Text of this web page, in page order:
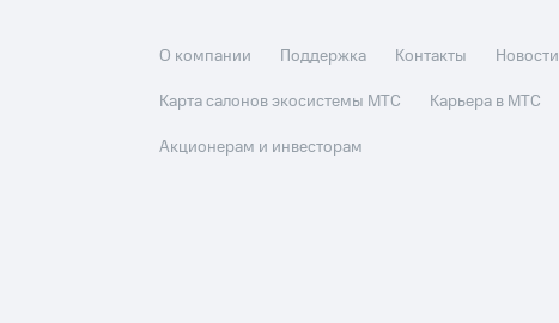
О компании Поддержка Контакты Новости
Карта салонов экосистемы МТС
Карьера в МТС
Акционерам и инвесторам